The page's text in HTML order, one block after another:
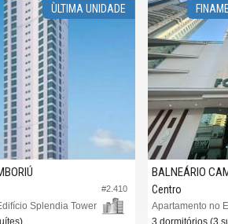
FINAMENTE MOBILIADO
#2.922
BALNEÁRIO CAMBORIÚ
Apartamento no Edifício Phoenix Tower
3 dormitórios (3 suítes)